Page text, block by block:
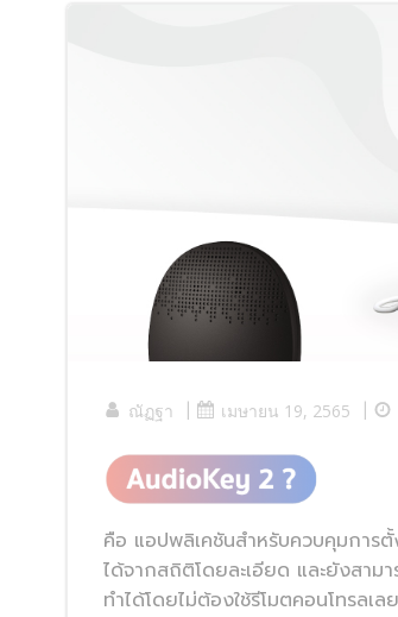
ณัฏฐา | เมษายน 19, 2565 |
คือ แอปพลิเคชันสำหรับควบคุมการ
ได้จากสถิติโดยละเอียด และยังสา
ทำได้โดยไม่ต้องใช้รีโมตคอนโทรลเล